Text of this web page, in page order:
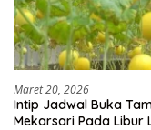
Maret 20, 2026
Intip Jadwal Buka
Mekarsari Pada Libur